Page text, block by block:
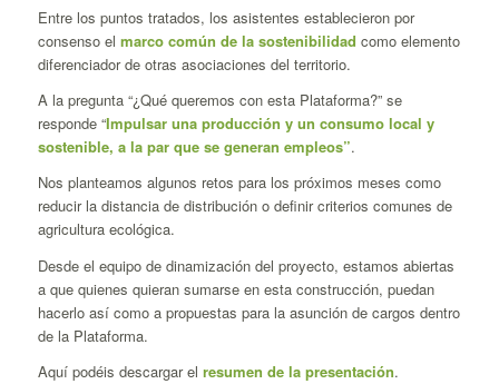
Entre los puntos tratados, los asistentes establecieron por
consenso el marco común de la sostenibilidad como elemento
diferenciador de otras asociaciones del territorio.
A la pregunta “¿Qué queremos con esta Plataforma?” se
responde “Impulsar una producción y un consumo local y
sostenible, a la par que se generan empleos”.
Nos planteamos algunos retos para los próximos meses como
reducir la distancia de distribución o definir criterios comunes de
agricultura ecológica.
Desde el equipo de dinamización del proyecto, estamos abiertas
a que quienes quieran sumarse en esta construcción, puedan
hacerlo así como a propuestas para la asunción de cargos dentro
de la Plataforma.
Aquí podéis descargar el resumen de la presentación.